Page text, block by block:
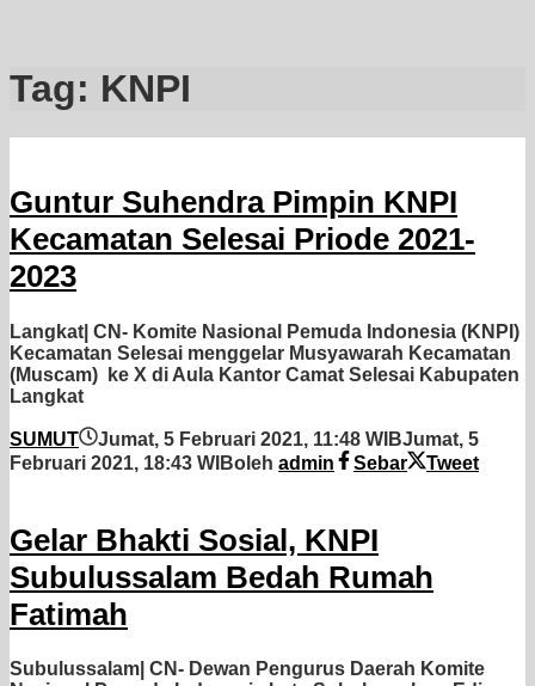
Tag: KNPI
Guntur Suhendra Pimpin KNPI
Kecamatan Selesai Priode 2021-
2023
Langkat| CN- Komite Nasional Pemuda Indonesia (KNPI)
Kecamatan Selesai menggelar Musyawarah Kecamatan
(Muscam) ke X di Aula Kantor Camat Selesai Kabupaten
Langkat
SUMUT Jumat, 5 Februari 2021, 11:48 WIBJumat, 5
Februari 2021, 18:43 WIBoleh admin Sebar Tweet
Gelar Bhakti Sosial, KNPI
Subulussalam Bedah Rumah
Fatimah
Subulussalam| CN- Dewan Pengurus Daerah Komite